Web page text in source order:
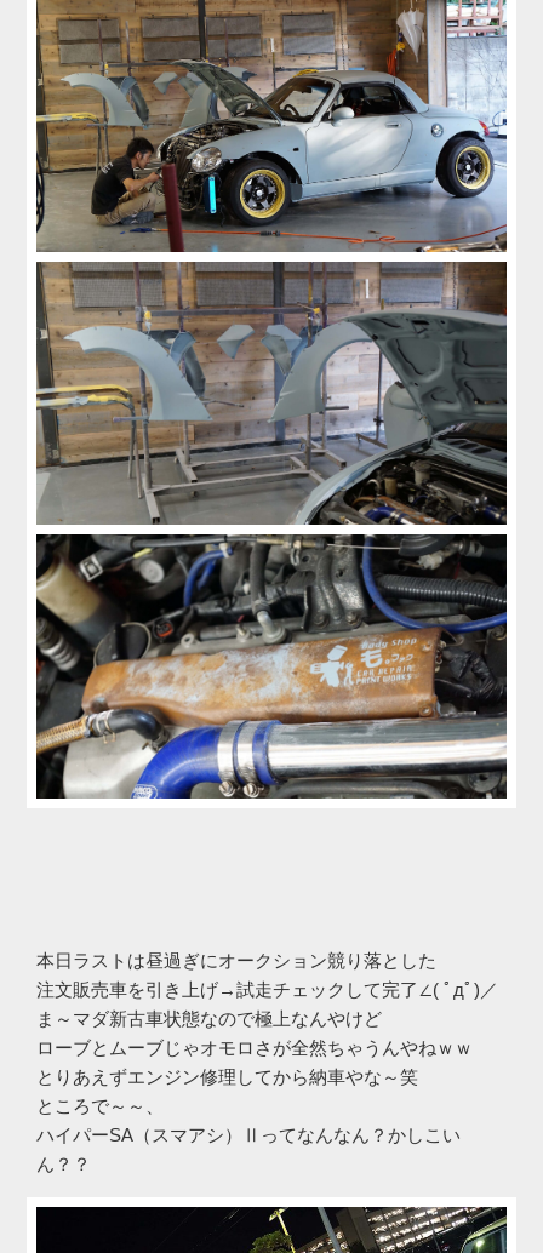
本日ラストは昼過ぎにオークション競り落とした
注文販売車を引き上げ→試走チェックして完了∠( ﾟдﾟ)／
ま～マダ新古車状態なので極上なんやけど
ローブとムーブじゃオモロさが全然ちゃうんやねｗｗ
とりあえずエンジン修理してから納車やな～笑
ところで～～、
ハイパーSA（スマアシ）Ⅱってなんなん？かしこい
ん？？